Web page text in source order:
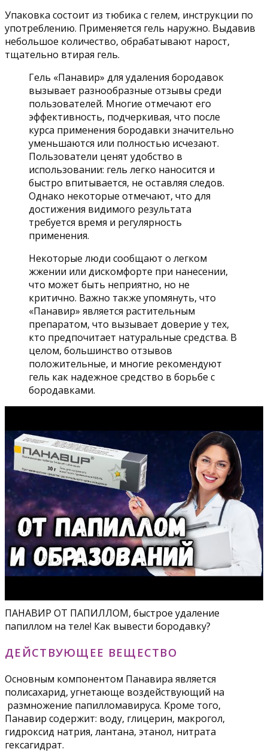
Упаковка состоит из тюбика с гелем, инструкции по
употреблению. Применяется гель наружно. Выдавив
небольшое количество, обрабатывают нарост,
тщательно втирая гель.
Гель «Панавир» для удаления бородавок
вызывает разнообразные отзывы среди
пользователей. Многие отмечают его
эффективность, подчеркивая, что после
курса применения бородавки значительно
уменьшаются или полностью исчезают.
Пользователи ценят удобство в
использовании: гель легко наносится и
быстро впитывается, не оставляя следов.
Однако некоторые отмечают, что для
достижения видимого результата
требуется время и регулярность
применения.
Некоторые люди сообщают о легком
жжении или дискомфорте при нанесении,
что может быть неприятно, но не
критично. Важно также упомянуть, что
«Панавир» является растительным
препаратом, что вызывает доверие у тех,
кто предпочитает натуральные средства. В
целом, большинство отзывов
положительные, и многие рекомендуют
гель как надежное средство в борьбе с
бородавками.
ПАНАВИР ОТ ПАПИЛЛОМ, быстрое удаление
папиллом на теле! Как вывести бородавку?
ДЕЙСТВУЮЩЕЕ ВЕЩЕСТВО
Основным компонентом Панавира является
полисахарид, угнетающе воздействующий на
размножение папилломавируса. Кроме того,
Панавир содержит: воду, глицерин, макрогол,
гидроксид натрия, лантана, этанол, нитрата
гексагидрат.